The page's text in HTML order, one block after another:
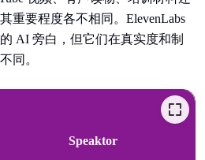
重要程度各不相同。ElevenLabs
AI 旁白，但它们在真实度和制
同。
Speaktor